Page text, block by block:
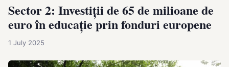
Sector 2: Investiții de 65 de milioane de
euro în educație prin fonduri europene
1 July 2025